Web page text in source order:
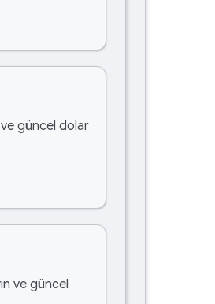
ve güncel dolar
ve güncel